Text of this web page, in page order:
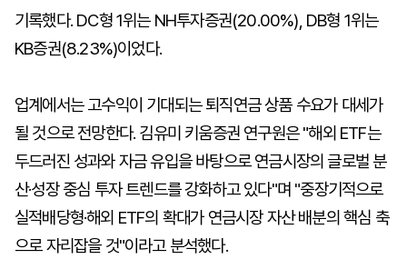
기록했다. DC형 1위는 NH투자증권(20.00%), DB형 1위는
KB증권(8.23%)이었다.
업계에서는 고수익이 기대되는 퇴직연금 상품 수요가 대세가
될 것으로 전망한다. 김유미 키움증권 연구원은 "해외 ETF는
두드러진 성과와 자금 유입을 바탕으로 연금시장의 글로벌 분
산·성장 중심 투자 트렌드를 강화하고 있다"며 "중장기적으로
실적배당형·해외 ETF의 확대가 연금시장 자산 배분의 핵심 축
으로 자리잡을 것"이라고 분석했다.